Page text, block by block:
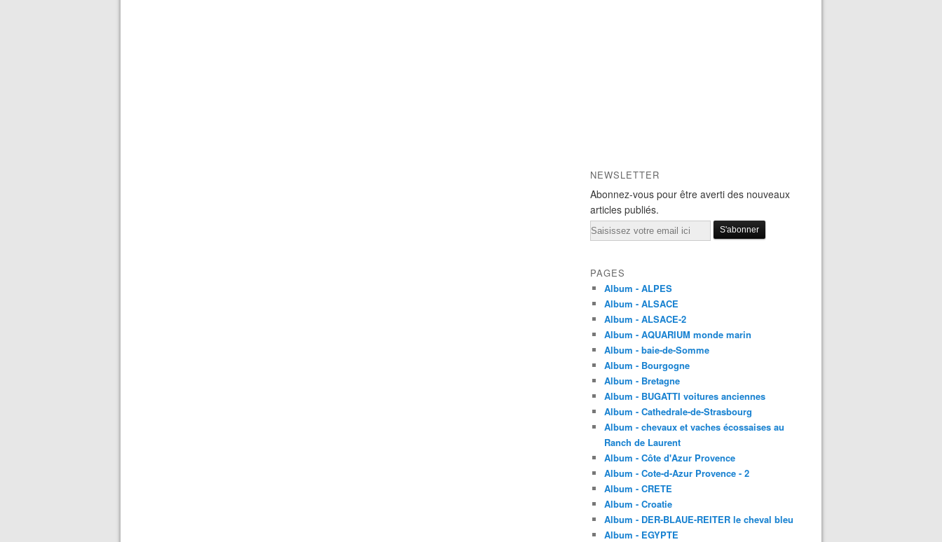
NEWSLETTER
Abonnez-vous pour être averti des nouveaux
articles publiés.
Email
PAGES
Album - ALPES
Album - ALSACE
Album - ALSACE-2
Album - AQUARIUM monde marin
Album - baie-de-Somme
Album - Bourgogne
Album - Bretagne
Album - BUGATTI voitures anciennes
Album - Cathedrale-de-Strasbourg
Album - chevaux et vaches écossaises au
Ranch de Laurent
Album - Côte d'Azur Provence
Album - Cote-d-Azur Provence - 2
Album - CRETE
Album - Croatie
Album - DER-BLAUE-REITER le cheval bleu
Album - EGYPTE